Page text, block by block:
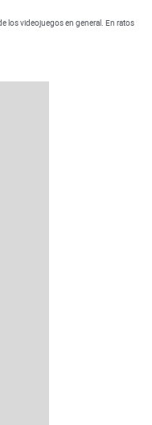
los videojuegos en general. En ratos